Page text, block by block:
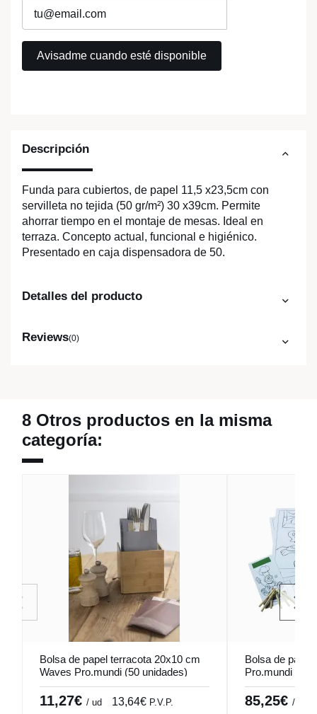
Descripción
Funda para cubiertos, de papel 11,5 x23,5cm con
servilleta no tejida (50 gr/m²) 30 x39cm. Permite
ahorrar tiempo en el montaje de mesas. Ideal en
terraza. Concepto actual, funcional e higiénico.
Presentado en caja dispensadora de 50.
Detalles del producto
Reviews(0)
8 Otros productos en la misma
categoría:
Bolsa de papel terracota 20x10 cm
Waves Pro.mundi (50 unidades)
11,27€ / ud 13,64€ P.V.P.
Bolsa de
Pro.mundi
85,25€ /